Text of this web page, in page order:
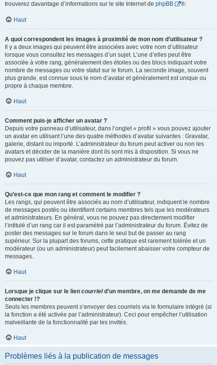
trouverez davantage d’informations sur le site Internet de phpBB ®.
Haut
A quoi correspondent les images à proximité de mon nom d’utilisateur ?
Il y a deux images qui peuvent être associées avec votre nom d’utilisateur
lorsque vous consultez les messages d’un sujet. L’une d’elles peut être
associée à votre rang, généralement des étoiles ou des blocs indiquant votre
nombre de messages ou votre statut sur le forum. La seconde image, souvent
plus grande, est connue sous le nom d’avatar et généralement est unique ou
propre à chaque membre.
Haut
Comment puis-je afficher un avatar ?
Depuis votre panneau d’utilisateur, dans l’onglet « profil » vous pouvez ajouter
un avatar en utilisant l’une des quatre méthodes d’avatar suivantes : Gravatar,
galerie, distant ou importé. L’administrateur du forum peut activer ou non les
avatars et décider de la manière dont ils sont mis à disposition. Si vous ne
pouvez pas utiliser d’avatar, contactez un administrateur du forum.
Haut
Qu’est-ce que mon rang et comment le modifier ?
Les rangs, qui peuvent être associés au nom d’utilisateur, indiquent le nombre
de messages postés ou identifient certains membres tels que les modérateurs
et administrateurs. En général, vous ne pouvez pas directement modifier
l’intitulé d’un rang car il est paramétré par l’administrateur du forum. Évitez de
poster des messages sur le forum dans le seul but de passer au rang
supérieur. Sur la plupart des forums, cette pratique est rarement tolérée et un
modérateur (ou un administrateur) peut facilement abaisser votre compteur de
messages.
Haut
Lorsque je clique sur le lien courrield’un membre, on me demande de me
connecter !?
Seuls les membres peuvent s’envoyer des courriels via le formulaire intégré (si
la fonction a été activée par l’administrateur). Ceci pour empêcher l’utilisation
malveillante de la fonctionnalité par les invités.
Haut
Problèmes liés à la publication de messages